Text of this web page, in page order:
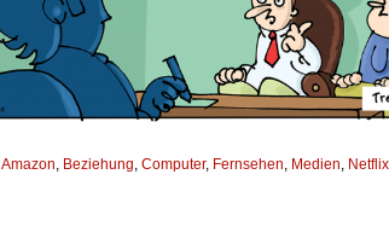
Amazon, Beziehung, Computer, Fernsehen, Medien, Netflix